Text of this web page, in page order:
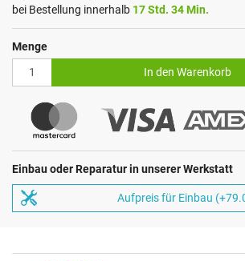
bei Bestellung innerhalb 17 Std. 34 Min.
Menge
In den Warenkorb
Einbau oder Reparatur in unserer Werkstatt
Aufpreis für Einbau